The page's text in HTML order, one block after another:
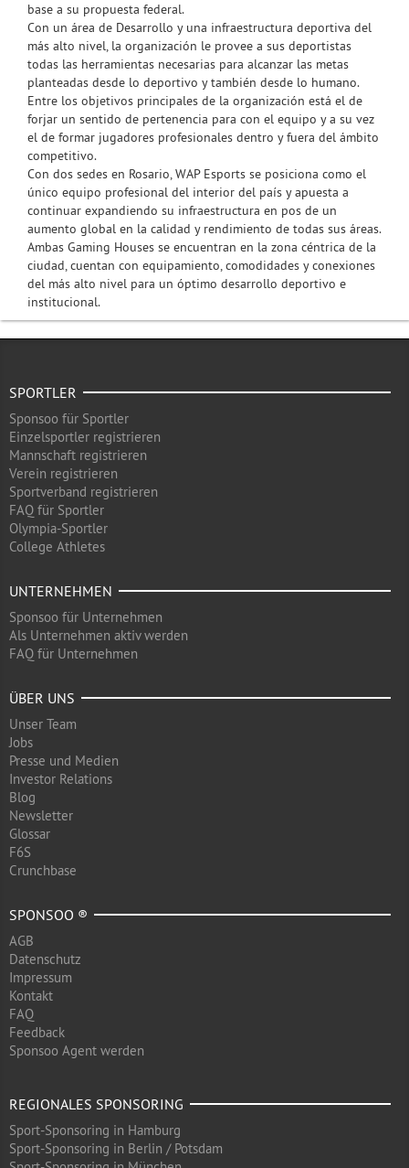
base a su propuesta federal.
Con un área de Desarrollo y una infraestructura deportiva del
más alto nivel, la organización le provee a sus deportistas
todas las herramientas necesarias para alcanzar las metas
planteadas desde lo deportivo y también desde lo humano.
Entre los objetivos principales de la organización está el de
forjar un sentido de pertenencia para con el equipo y a su vez
el de formar jugadores profesionales dentro y fuera del ámbito
competitivo.
Con dos sedes en Rosario, WAP Esports se posiciona como el
único equipo profesional del interior del país y apuesta a
continuar expandiendo su infraestructura en pos de un
aumento global en la calidad y rendimiento de todas sus áreas.
Ambas Gaming Houses se encuentran en la zona céntrica de la
ciudad, cuentan con equipamiento, comodidades y conexiones
del más alto nivel para un óptimo desarrollo deportivo e
institucional.
SPORTLER
Sponsoo für Sportler
Einzelsportler registrieren
Mannschaft registrieren
Verein registrieren
Sportverband registrieren
FAQ für Sportler
Olympia-Sportler
College Athletes
UNTERNEHMEN
Sponsoo für Unternehmen
Als Unternehmen aktiv werden
FAQ für Unternehmen
ÜBER UNS
Unser Team
Jobs
Presse und Medien
Investor Relations
Blog
Newsletter
Glossar
F6S
Crunchbase
SPONSOO ®
AGB
Datenschutz
Impressum
Kontakt
FAQ
Feedback
Sponsoo Agent werden
REGIONALES SPONSORING
Sport-Sponsoring in Hamburg
Sport-Sponsoring in Berlin / Potsdam